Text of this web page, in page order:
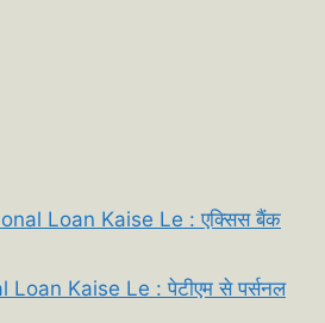
Loan Kaise Le : एक्सिस बैंक
Kaise Le : पेटीएम से पर्सनल